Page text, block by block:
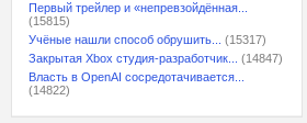
Первый трейлер и «непревзойдённая...
(15815)
Учёные нашли способ обрушить...
(15317)
Закрытая Xbox студия-разработчик...
(14847)
Власть в OpenAI сосредотачивается...
(14822)